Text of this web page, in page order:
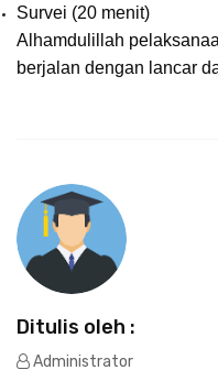
Survei (20 menit)
Alhamdulillah
berjalan dengan lancar
Ditulis oleh :
Administrator